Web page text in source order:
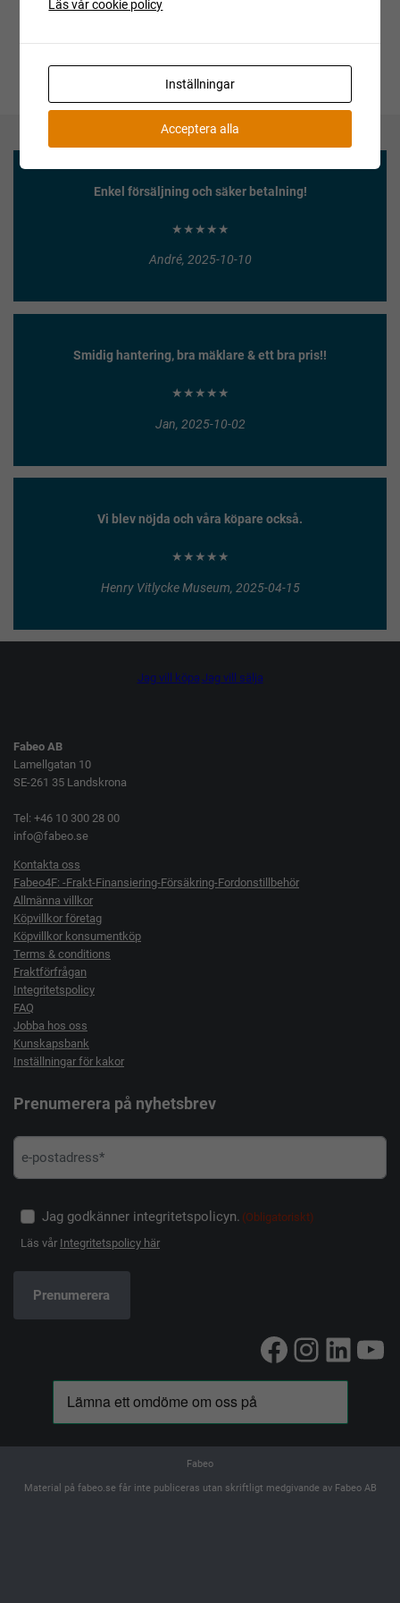
Enkel försäljning och säker betalning!
★★★★★
André, 2025-10-10
Smidig hantering, bra mäklare & ett bra pris!!
★★★★★
Jan, 2025-10-02
Vi blev nöjda och våra köpare också.
★★★★★
Henry Vitlycke Museum, 2025-04-15
Jag vill köpa Jag vill sälja
Fabeo AB
Lamellgatan 10
SE-261 35 Landskrona
Tel: +46 10 300 28 00
info@fabeo.se
Kontakta oss
Fabeo4F: -Frakt-Finansiering-Försäkring-Fordonstillbehör
Allmänna villkor
Köpvillkor företag
Köpvillkor konsumentköp
Terms & conditions
Fraktförfrågan
Integritetspolicy
FAQ
Jobba hos oss
Kunskapsbank
Inställningar för kakor
Prenumerera på nyhetsbrev
Jag godkänner integritetspolicyn. (Obligatoriskt)
Läs vår Integritetspolicy här
Facebook
Fabeo
Material på fabeo.se får inte publiceras utan skriftligt medgivande av Fabeo AB
Läs vår cookie policy
Inställningar
Acceptera alla